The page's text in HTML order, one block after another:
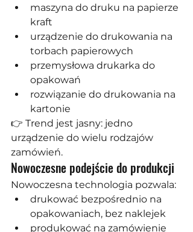
maszyna do druku na papierze
kraft
urządzenie do drukowania na
torbach papierowych
przemysłowa drukarka do
opakowań
rozwiązanie do drukowania na
kartonie
👉 Trend jest jasny: jedno
urządzenie do wielu rodzajów
zamówień.
Nowoczesne podejście do produkcji
Nowoczesna technologia pozwala:
drukować bezpośrednio na
opakowaniach, bez naklejek
produkować na zamówienie